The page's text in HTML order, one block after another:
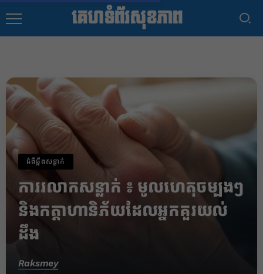
គេហទំព័រសុខភាព
ជំងឺឆ្អឹងសន្លាក់
ការរលាកសន្លាក់ ៖ មូលហេតុចម្បងៗ
និងកត្តាហានិភ័យដែលអ្នកគួរយល់
ដឹង
Raksmey